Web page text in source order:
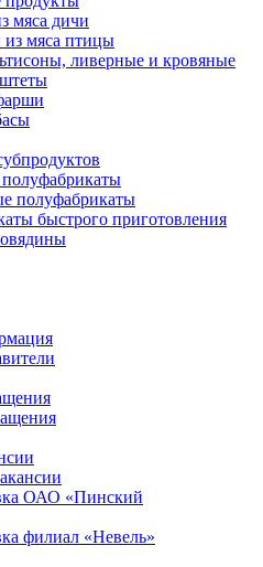
мяса дичи
из мяса птицы
ливерные и кровяные
полуфабрикаты
быстрого приготовления
ОАО «Пинский
филиал «Невель»